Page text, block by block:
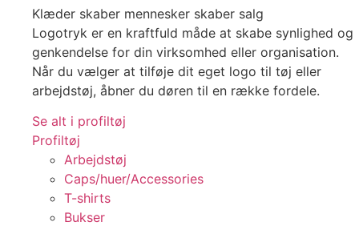
Klæder skaber mennesker skaber salg
Logotryk er en kraftfuld måde at skabe synlighed og
genkendelse for din virksomhed eller organisation.
Når du vælger at tilføje dit eget logo til tøj eller
arbejdstøj, åbner du døren til en række fordele.
Se alt i profiltøj
Profiltøj
Arbejdstøj
Caps/huer/Accessories
T-shirts
Bukser